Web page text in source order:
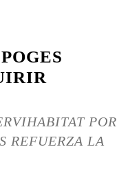
POR
REFUERZA LA